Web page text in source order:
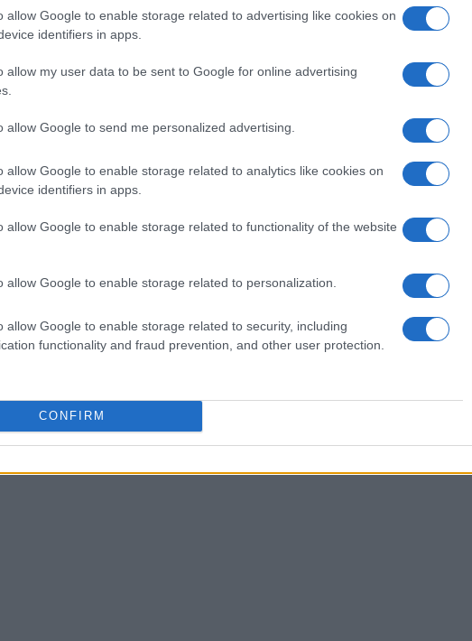
allow Google to enable storage related to advertising like cookies on
identifiers in apps.
allow my user data to be sent to Google for online advertising
allow Google to send me personalized advertising.
allow Google to enable storage related to analytics like cookies on
identifiers in apps.
allow Google to enable storage related to functionality of the website
allow Google to enable storage related to personalization.
allow Google to enable storage related to security, including
functionality and fraud prevention, and other user protection.
CONFIRM
90 unidades sobre 272 que estaban sin
Microcréditos. Este fenómeno refleja el
en estas regiones, donde el apoyo institucional
mantenido en un 95% de los casos hasta la fecha.
para las unidades en cuestión, mientras que el
en el pasado. Esto demuestra que las
en el ecosistema emprendedor de la provincia.